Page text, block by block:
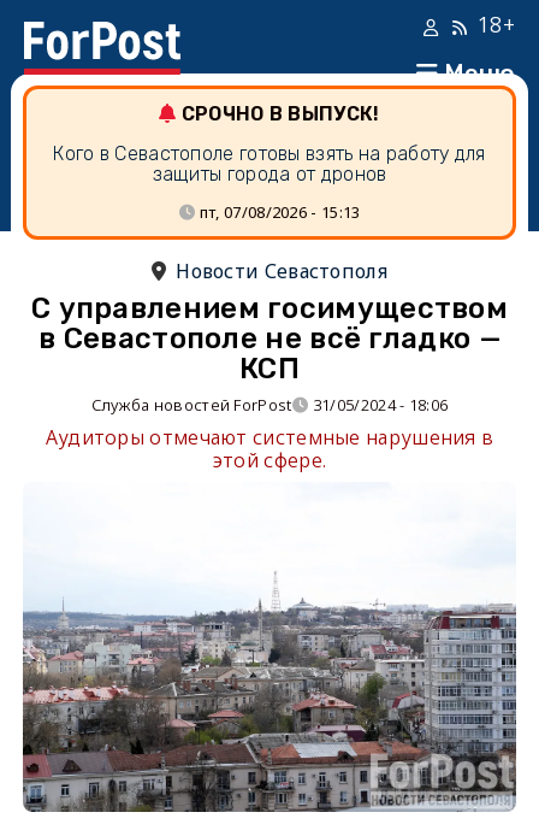
Меню
18+
СРОЧНО В ВЫПУСК!
Кого в Севастополе готовы взять на работу для
защиты города от дронов
пт, 07/08/2026 - 15:13
Новости Севастополя
С управлением госимуществом
в Севастополе не всё гладко —
КСП
Служба новостей ForPost 31/05/2024 - 18:06
Аудиторы отмечают системные нарушения в
этой сфере.